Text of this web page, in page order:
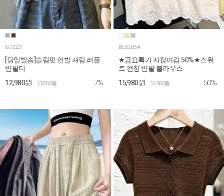
ts7223
[당일발송]슬림핏 언발 셔링 러플
반팔티
12,980원 13,880원 7%
BL6165A
★금요특가 자정마감 50%★스위
트 펀칭 반팔 블라우스
15,980원 31,980원 50%